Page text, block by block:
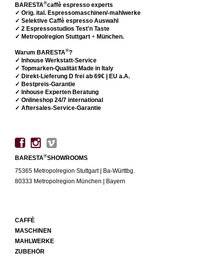
BARESTA®caffè espresso experts
✓ Orig. ital. Espressomaschinen/-mahlwerke
✓ Selektive Caffè espresso Auswahl
✓ 2 Espressostudios Test'n Taste
✓ Metropolregion Stuttgart + München.
Warum BARESTA®?
✓ Inhouse Werkstatt-Service
✓ Topmarken-Qualität Made in Italy
✓ Direkt-Lieferung D frei ab 69€ | EU a.A.
✓ Bestpreis-Garantie
✓ Inhouse Experten Beratung
✓ Onlineshop 24/7 international
✓ Aftersales-Service-Garantie
BARESTA®SHOWROOMS
75365 Metropolregion Stuttgart | Ba-Württbg.
80333 Metropolregion München | Bayern
CAFFÈ
MASCHINEN
MAHLWERKE
ZUBEHÖR